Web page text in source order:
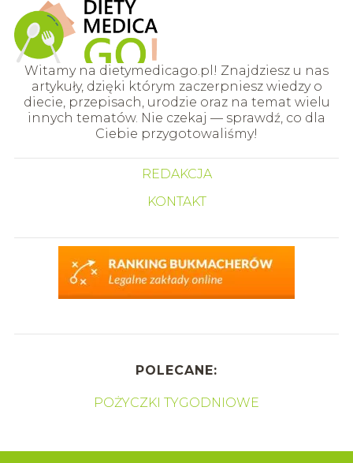
Witamy na dietymedicago.pl! Znajdziesz u nas
artykuły, dzięki którym zaczerpniesz wiedzy o
diecie, przepisach, urodzie oraz na temat wielu
innych tematów. Nie czekaj — sprawdź, co dla
Ciebie przygotowaliśmy!
REDAKCJA
KONTAKT
POLECANE:
POŻYCZKI TYGODNIOWE